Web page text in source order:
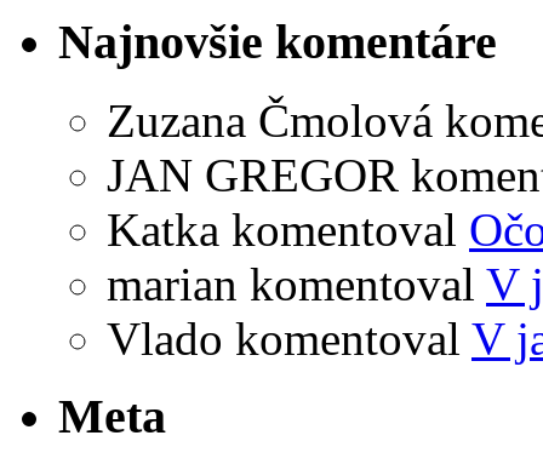
Najnovšie komentáre
Zuzana Čmolová
JAN GREGOR
Katka komentoval
marian komentoval V
Vlado komentoval V
Meta